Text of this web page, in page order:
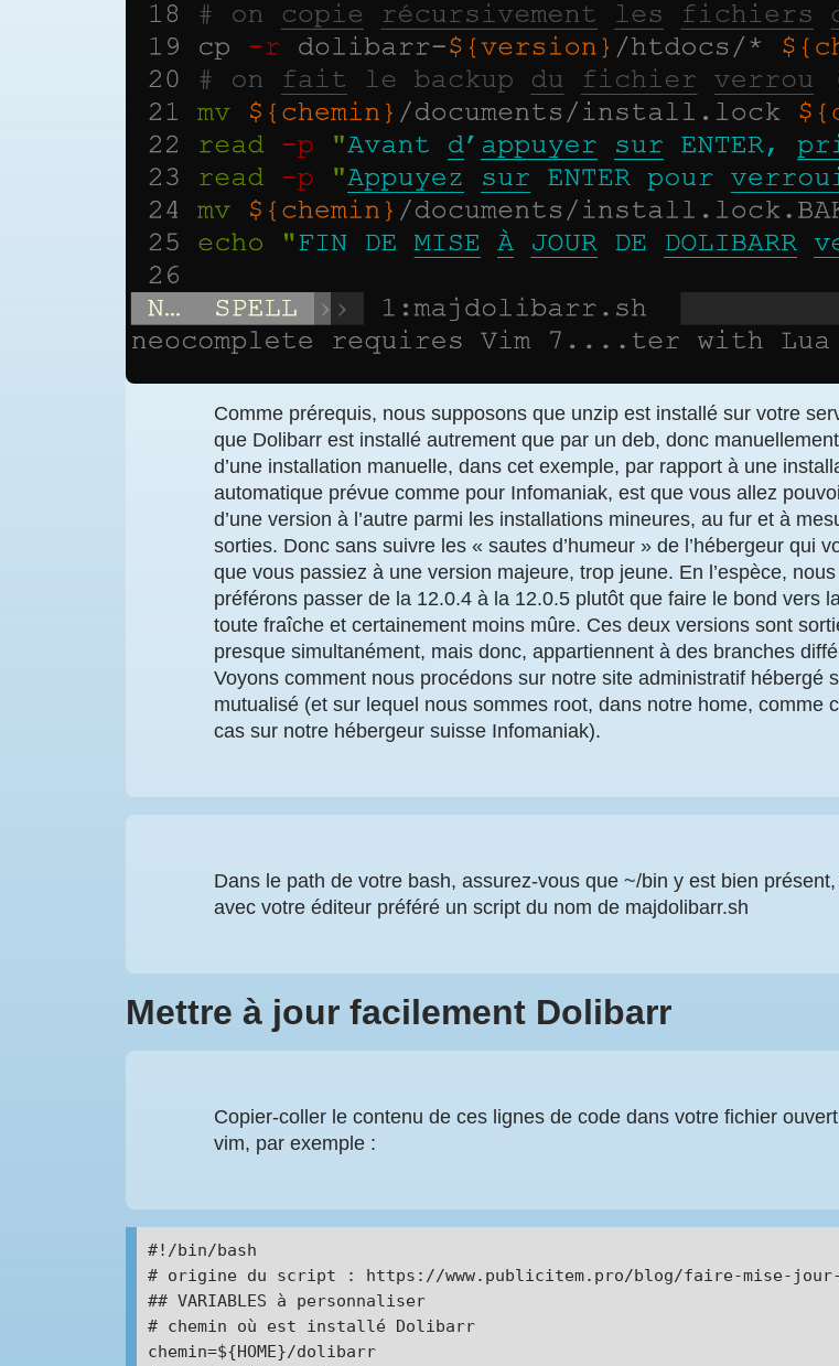
Comme prérequis, nous supposons que unzip est installé sur votre
que Dolibarr est installé autrement que par un deb, donc
d’une installation manuelle, dans cet exemple, par rapport à une
automatique prévue comme pour Infomaniak, est que vous allez
d’une version à l’autre parmi les installations mineures, au fur et à
sorties. Donc sans suivre les « sautes d’humeur » de l’hébergeur qui
que vous passiez à une version majeure, trop jeune. En l’espèce, nous
préférons passer de la 12.0.4 à la 12.0.5 plutôt que faire le bond vers
toute fraîche et certainement moins mûre. Ces deux versions sont
presque simultanément, mais donc, appartiennent à des branches
Voyons comment nous procédons sur notre site administratif hébergé
mutualisé (et sur lequel nous sommes root, dans notre home, comme
cas sur notre hébergeur suisse Infomaniak).
Dans le path de votre bash, assurez-vous que ~/bin y est bien
avec votre éditeur préféré un script du nom de majdolibarr.sh
Mettre à jour facilement Dolibarr
Copier-coller le contenu de ces lignes de code dans votre fichier
vim, par exemple :
#!/bin/bash
# origine du script : https://www.publicitem.pro/blog/faire-mise-
## VARIABLES à personnaliser
# chemin où est installé Dolibarr
chemin=${HOME}/dolibarr